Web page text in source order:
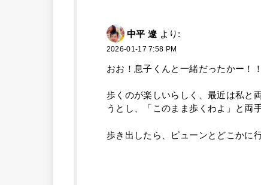
中平 遼 より:
2026-01-17 7:58 PM
おお！息子くんと一緒だったかー！！
歩くのが楽しいらしく、最近は私と
うとし、「このまま歩くわよ」と両
歩き出したら、ピューンとどこかに